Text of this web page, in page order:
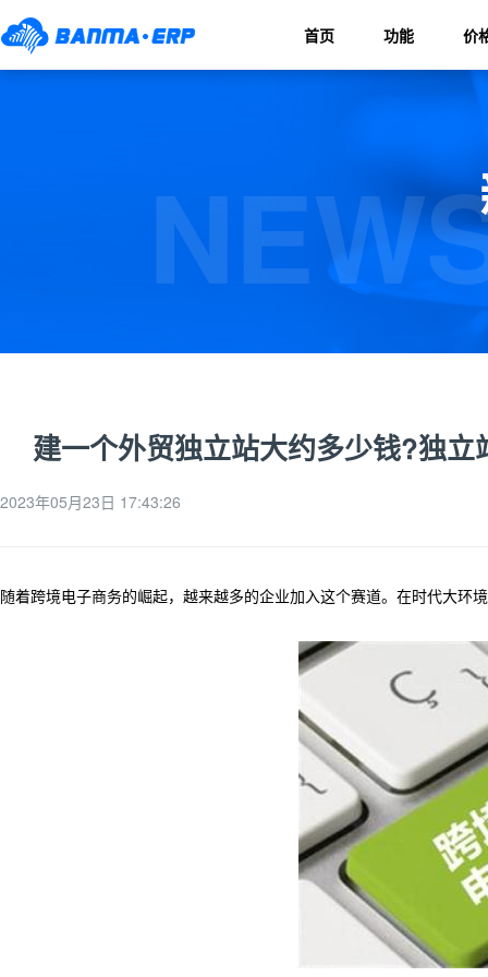
首页 功能 价
建一个外贸独立站大约多少钱?独立
2023年05月23日 17:43:26
随着跨境电子商务的崛起，越来越多的企业加入这个赛道。在时代大